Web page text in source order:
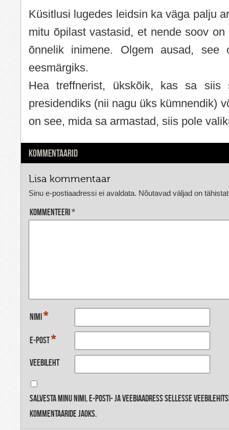
Küsitlusi lugedes leidsin ka väga palju
mitu õpilast vastasid, et nende soov
õnnelik inimene. Olgem ausad,
eesmärgiks.
Hea treffnerist, ükskõik, kas sa siis
presidendiks (nii nagu üks kümnendik)
on see, mida sa armastad, siis pole
KOMMENTAARID
Lisa kommentaar
Sinu e-postiaadressi ei avaldata. Nõutavad väljad on
Kommenteeri*
Nimi*
E-post*
Veebileht
Salvesta minu nimi, e-posti- ja veebiaadress sellesse
kommentaaride jaoks.